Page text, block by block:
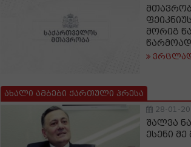
მორიგ
ახალი ამბები ქართული პრესა
28-01-
შალვა
ესენი